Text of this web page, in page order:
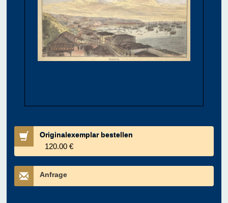
Originalexemplar bestellen
120.00 €
Anfrage